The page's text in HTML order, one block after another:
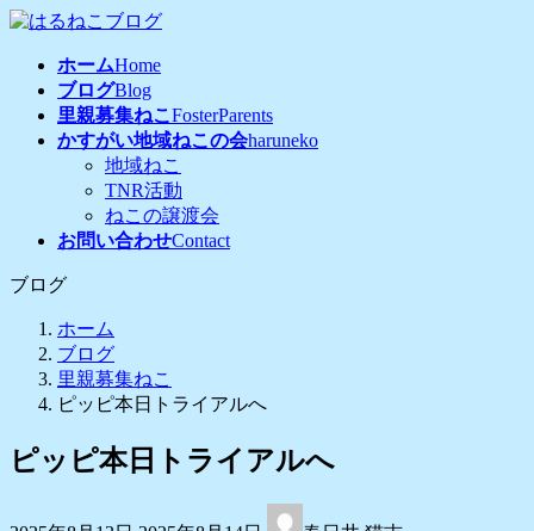
コ
ナ
ホームHome
ブログBlog
里親募集ねこ FosterParents
かすがい地域ねこの会haruneko
地域ねこ
TNR活動
ねこの譲渡会
お問い合わせContact
ブログ
ホーム
ブログ
里親募集ねこ
ピッピ本日トライアルへ
ピッピ本日トライアルへ